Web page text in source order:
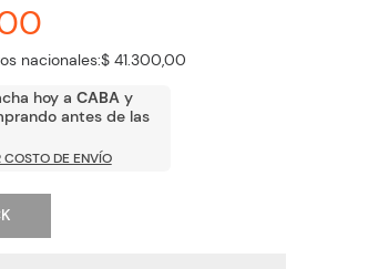
nacionales:$ 41.300,00
hoy a CABAy
antes de las
COSTO DE ENVÍO